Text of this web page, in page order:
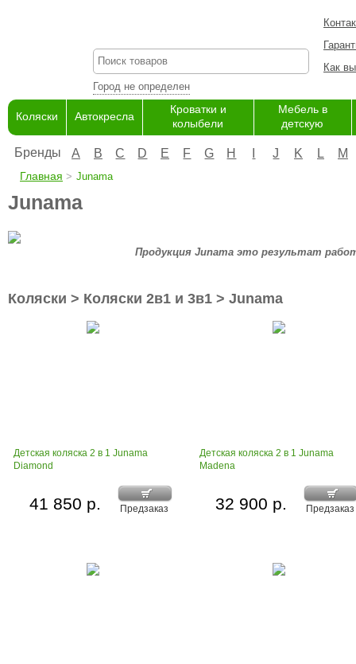
Город не определен
Как
Коляски Автокресла
Кроватки и
колыбели
Мебель в
детскую
Бренды A B C D E F G H J K L M
Главная Junama
Junama
Продукция Junama это результат
Коляски > Коляски 2в1 и 3в1 > Junama
Детская коляска 2 в 1 Junama
Diamond
Предзаказ
41 850 р.
Детская коляска 2 в 1 Junama
Madena
Предзаказ
32 900 р.